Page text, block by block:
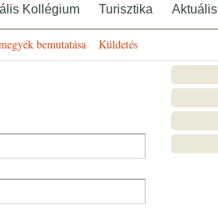
Kollégium Turisztika Aktuális
bemutatása Küldetés